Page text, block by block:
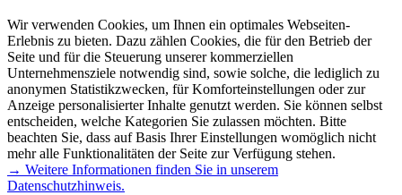
Wir verwenden Cookies, um Ihnen ein optimales Webseiten-
Erlebnis zu bieten. Dazu zählen Cookies, die für den Betrieb der
Seite und für die Steuerung unserer kommerziellen
Unternehmensziele notwendig sind, sowie solche, die lediglich zu
anonymen Statistikzwecken, für Komforteinstellungen oder zur
Anzeige personalisierter Inhalte genutzt werden. Sie können selbst
entscheiden, welche Kategorien Sie zulassen möchten. Bitte
beachten Sie, dass auf Basis Ihrer Einstellungen womöglich nicht
mehr alle Funktionalitäten der Seite zur Verfügung stehen.
→ Weitere Informationen finden Sie in unserem
Datenschutzhinweis.